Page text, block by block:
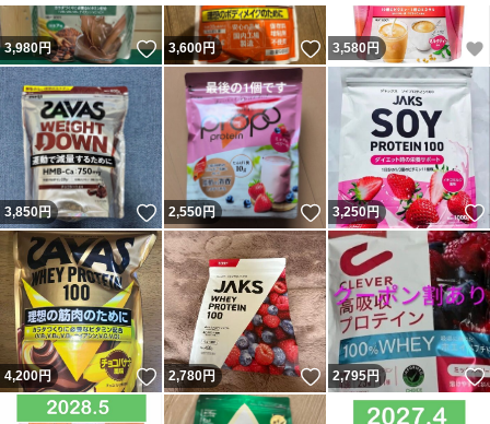
3,980円 いいね！
3,600円 いいね！
3,580円
3,850円 いいね！
2,550円 いいね！
3,250円
4,200円 いいね！
2,780円 いいね！
2,795円